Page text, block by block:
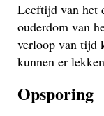
Leeftijd van het
ouderdom van
verloop van tijd
kunnen er
Opsporing